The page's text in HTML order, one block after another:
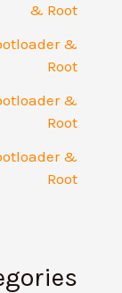
& Root
&
Root
&
Root
&
Root